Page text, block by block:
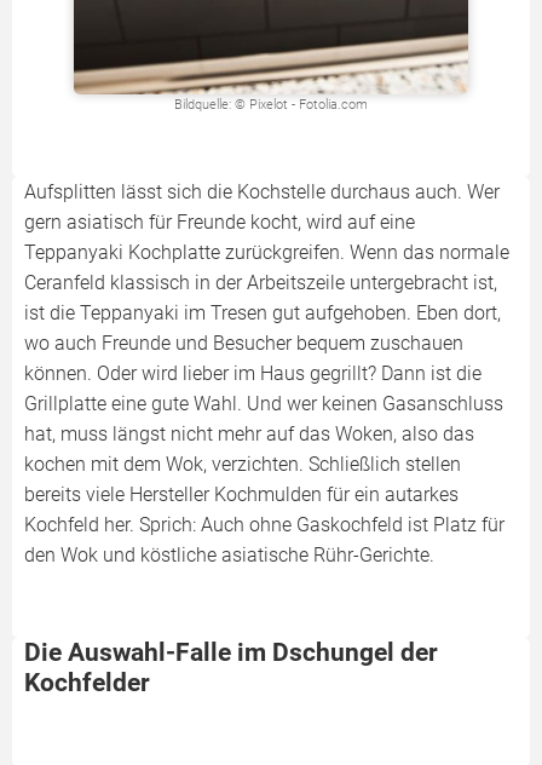
Bildquelle: © Pixelot - Fotolia.com
Aufsplitten lässt sich die Kochstelle durchaus auch. Wer
gern asiatisch für Freunde kocht, wird auf eine
Teppanyaki Kochplatte zurückgreifen. Wenn das normale
Ceranfeld klassisch in der Arbeitszeile untergebracht ist,
ist die Teppanyaki im Tresen gut aufgehoben. Eben dort,
wo auch Freunde und Besucher bequem zuschauen
können. Oder wird lieber im Haus gegrillt? Dann ist die
Grillplatte eine gute Wahl. Und wer keinen Gasanschluss
hat, muss längst nicht mehr auf das Woken, also das
kochen mit dem Wok, verzichten. Schließlich stellen
bereits viele Hersteller Kochmulden für ein autarkes
Kochfeld her. Sprich: Auch ohne Gaskochfeld ist Platz für
den Wok und köstliche asiatische Rühr-Gerichte.
Die Auswahl-Falle im Dschungel der
Kochfelder